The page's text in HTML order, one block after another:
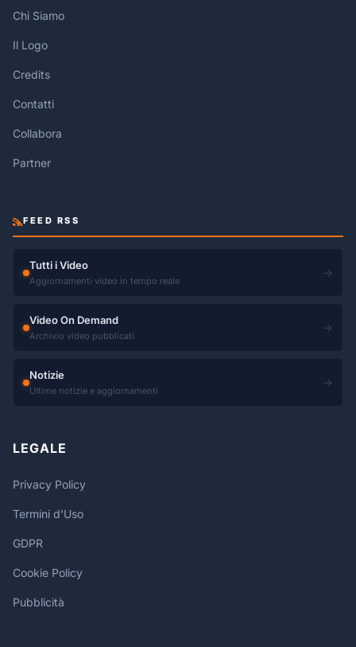
Chi Siamo
Il Logo
Credits
Contatti
Collabora
Partner
FEED RSS
Tutti i Video
Aggiornamenti video in tempo reale
→
Video On Demand
Archivio video pubblicati
→
Notizie
Ultime notizie e aggiornamenti
→
LEGALE
Privacy Policy
Termini d'Uso
GDPR
Cookie Policy
Pubblicità